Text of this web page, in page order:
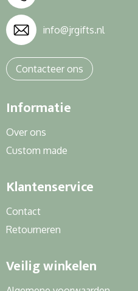
info@jrgifts.nl
Contacteer ons
Informatie
Over ons
Custom made
Klantenservice
Contact
Retourneren
Veilig winkelen